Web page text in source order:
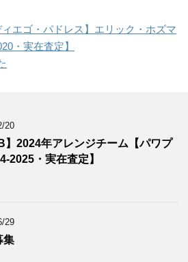
ィエゴ・パドレス】エリック・ホズマ
・実在査定】
20
】2024年アレンジチーム【パワプ
2025・実在査定】
29
集